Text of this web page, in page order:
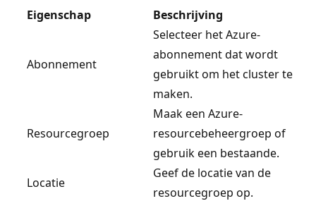
Eigenschap
Beschrijving
Abonnement
Selecteer het Azure-
abonnement dat wordt
gebruikt om het cluster te
maken.
Resourcegroep
Maak een Azure-
resourcebeheergroep of
gebruik een bestaande.
Locatie
Geef de locatie van de
resourcegroep op.